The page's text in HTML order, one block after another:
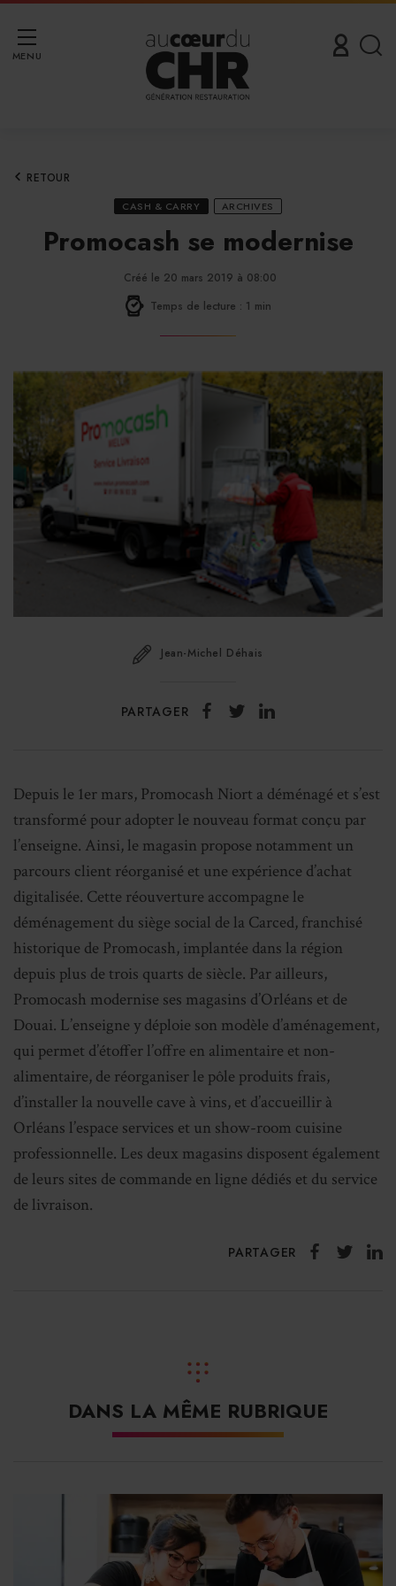
MENU
RETOUR
CASH & CARRY ARCHIVES
Promocash se modernise
Créé le 20 mars 2019 à 08:00
Temps de lecture : 1 min
Jean-Michel Déhais
PARTAGER
Depuis le 1er mars, Promocash Niort a déménagé et s’est
transformé pour adopter le nouveau format conçu par
l’enseigne. Ainsi, le magasin propose notamment un
parcours client réorganisé et une expérience d’achat
digitalisée. Cette réouverture accompagne le
déménagement du siège social de la Carced, franchisé
historique de Promocash, implantée dans la région
depuis plus de trois quarts de siècle. Par ailleurs,
Promocash modernise ses magasins d’Orléans et de
Douai. L’enseigne y déploie son modèle d’aménagement,
qui permet d’étoffer l’offre en alimentaire et non-
alimentaire, de réorganiser le pôle produits frais,
d’installer la nouvelle cave à vins, et d’accueillir à
Orléans l’espace services et un show-room cuisine
professionnelle. Les deux magasins disposent également
de leurs sites de commande en ligne dédiés et du service
de livraison.
PARTAGER
DANS LA MÊME RUBRIQUE